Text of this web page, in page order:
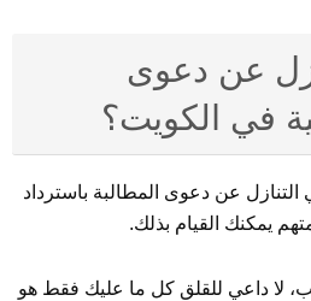
عن دعوى
في الكويت؟
عن دعوى المطالبة باسترداد
يمكنك القيام بذلك.
لا داعي للقلق كل ما عليك فقط هو